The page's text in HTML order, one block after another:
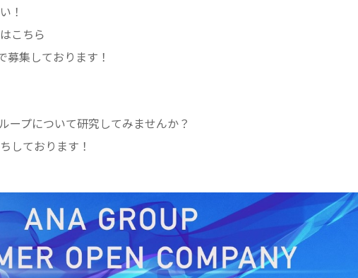
！
こちら
募集しております！
ープについて研究してみませんか？
しております！